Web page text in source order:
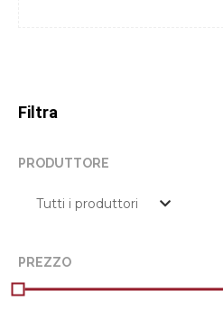
Filtra
PRODUTTORE
PREZZO